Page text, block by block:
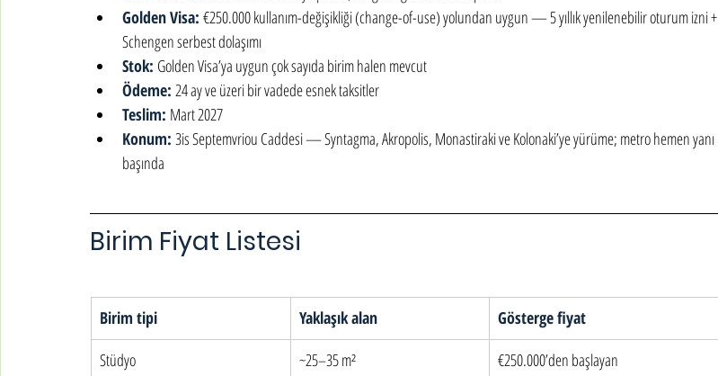
Golden Visa: €250.000 kullanım-değişikliği (change-of-use) yolundan uygun — 5 yıllık yenilenebilir oturum izni +
Schengen serbest dolaşımı
Stok: Golden Visa’ya uygun çok sayıda birim halen mevcut
Ödeme: 24 ay ve üzeri bir vadede esnek taksitler
Teslim: Mart 2027
Konum: 3is Septemvriou Caddesi — Syntagma, Akropolis, Monastiraki ve Kolonaki’ye yürüme; metro hemen yanı
başında
Birim Fiyat Listesi
Birim tipi Yaklaşık alan
Gösterge fiyat
Stüdyo
~25–35 m²
€250.000’den başlayan